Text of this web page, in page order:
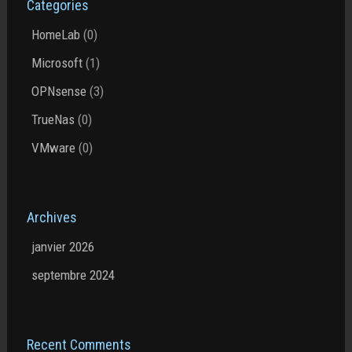
Categories
HomeLab (0)
Microsoft(1)
OPNsense (3)
TrueNas (0)
VMware (0)
Archives
janvier 2026
septembre 2024
Recent Comments